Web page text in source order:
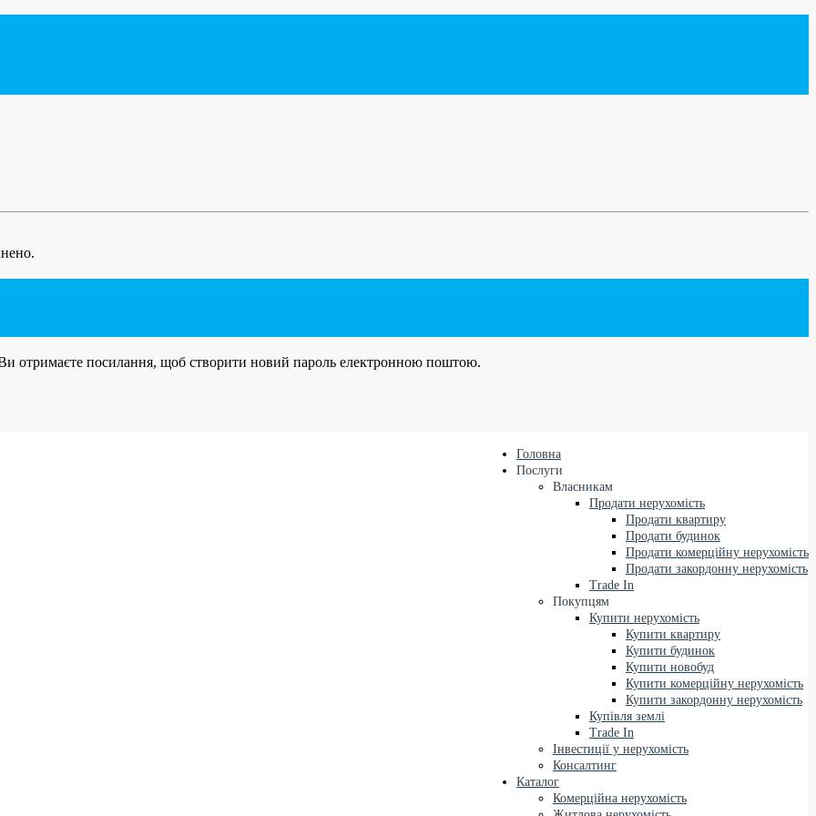
Ви отримаєте посилання, щоб створити новий пароль електронною поштою.
Головна
Послуги
Власникам
Продати нерухомість
Продати квартиру
Продати будинок
Продати комерційну нерухомість
Продати закордонну нерухомість
Trade In
Покупцям
Купити нерухомість
Купити квартиру
Купити будинок
Купити новобуд
Купити комерційну нерухомість
Купити закордонну нерухомість
Купівля землі
Trade In
Інвестиції у нерухомість
Консалтинг
Каталог
Комерційна нерухомість